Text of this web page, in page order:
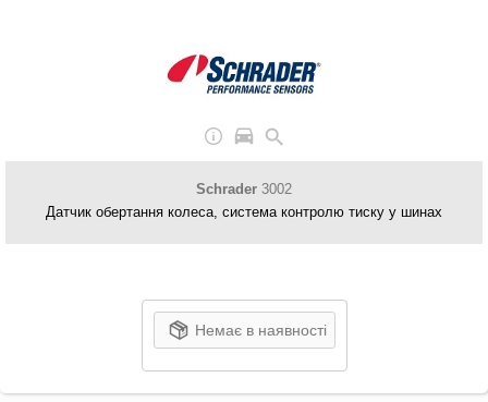
Schrader 3002
Датчик обертання колеса, система контролю тиску у шинах
Немає в наявності